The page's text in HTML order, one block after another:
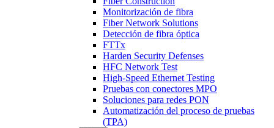
Monitorización de fibra
Fiber Network Solutions
Detección de fibra óptica
FTTx
Harden Security Defenses
HFC Network Test
High-Speed Ethernet Testing
Pruebas con conectores MPO
Soluciones para redes PON
Automatización del proceso de pruebas
(TPA)